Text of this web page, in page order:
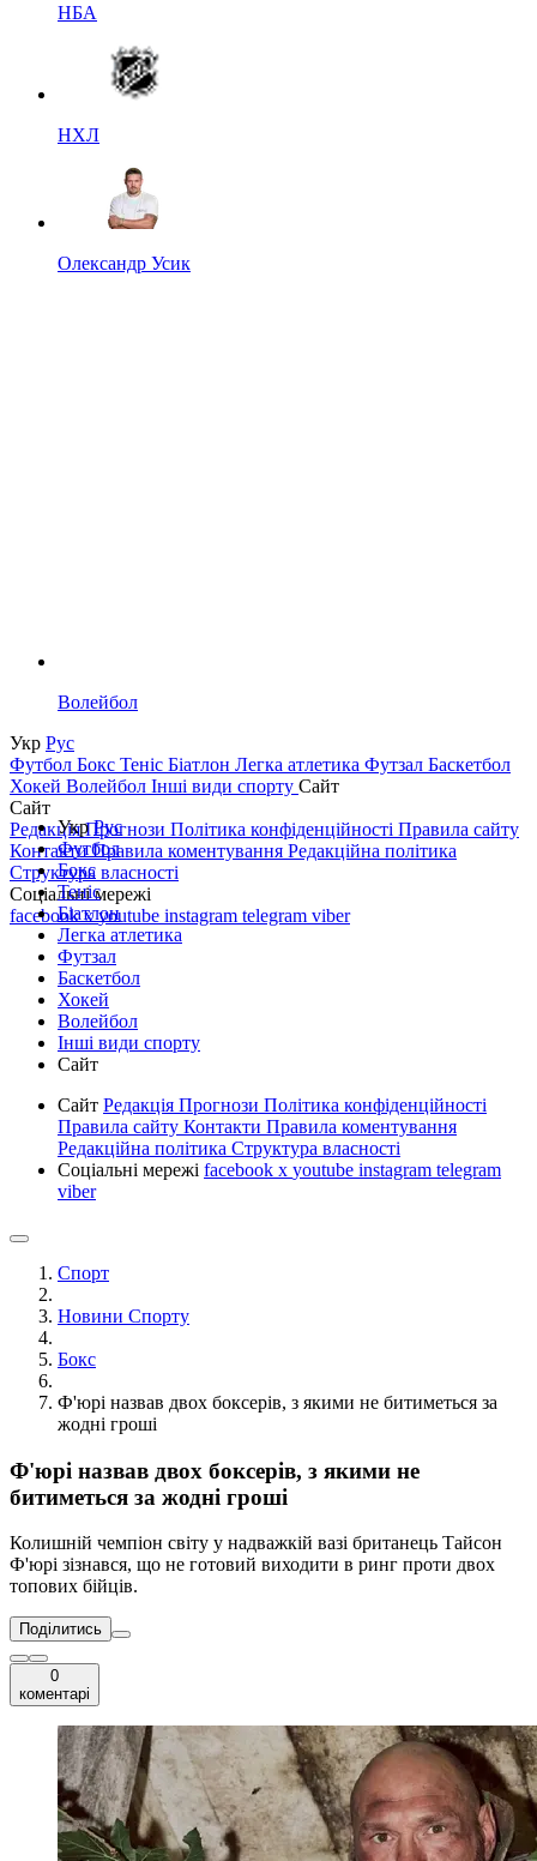
НБА
НХЛ
Олександр Усик
Волейбол
Укр Рус
Футбол Бокс Теніс Біатлон Легка атлетика Футзал Баскетбол
Хокей Волейбол Інші види спорту Сайт
Сайт
РедакціяПрогнози Політика конфіденційності Правила сайту
КонтактиПравила коментування Редакційна політика
Структура власності
Соціальні мережі
facebookxyoutube instagram telegram viber
УкрРус
Футбол
Бокс
Теніс
Біатлон
Легка атлетика
Футзал
Баскетбол
Хокей
Волейбол
Інші види спорту
Сайт
Сайт Редакція Прогнози Політика конфіденційності
Правила сайту Контакти Правила коментування
Редакційна політика Структура власності
Соціальні мережі facebook x youtube instagram telegram
viber
Спорт
Новини Спорту
Бокс
Ф'юрі назвав двох боксерів, з якими не битиметься за
жодні гроші
Ф'юрі назвав двох боксерів, з якими не
битиметься за жодні гроші
Колишній чемпіон світу у надважкій вазі британець Тайсон
Ф'юрі зізнався, що не готовий виходити в ринг проти двох
топових бійців.
Поділитись
0
коментарі